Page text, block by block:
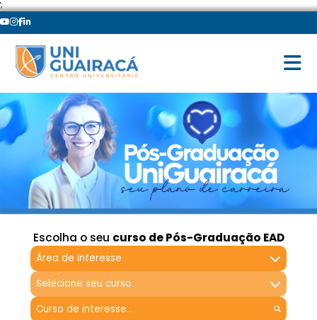
';
Escolha o seu curso de Pós-Graduação EAD
Área de interesse
Selecione seu curso